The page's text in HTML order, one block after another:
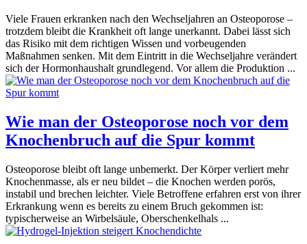
Viele Frauen erkranken nach den Wechseljahren an Osteoporose –
trotzdem bleibt die Krankheit oft lange unerkannt. Dabei lässt sich
das Risiko mit dem richtigen Wissen und vorbeugenden
Maßnahmen senken. Mit dem Eintritt in die Wechseljahre verändert
sich der Hormonhaushalt grundlegend. Vor allem die Produktion ...
Wie man der Osteoporose noch vor dem
Knochenbruch auf die Spur kommt
Osteoporose bleibt oft lange unbemerkt. Der Körper verliert mehr
Knochenmasse, als er neu bildet – die Knochen werden porös,
instabil und brechen leichter. Viele Betroffene erfahren erst von ihrer
Erkrankung wenn es bereits zu einem Bruch gekommen ist:
typischerweise an Wirbelsäule, Oberschenkelhals ...